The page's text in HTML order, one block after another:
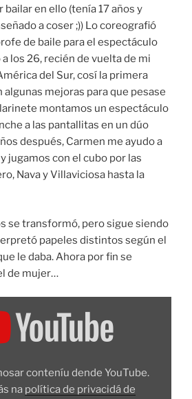
bailar en ello (tenía 17 años y
a coser ;)) Lo coreografió
de baile para el espectáculo
los 26, recién de vuelta de mi
del Sur, cosí la primera
algunas mejoras para que pesase
montamos un espectáculo
a las pantallitas en un dúo
después, Carmen me ayudo a
jugamos con el cubo por las
Nava y Villaviciosa hasta la
se transformó, pero sigue siendo
papeles distintos según el
le daba. Ahora por fin se
de mujer…
conteníu dende YouTube.
na política de privacidá de